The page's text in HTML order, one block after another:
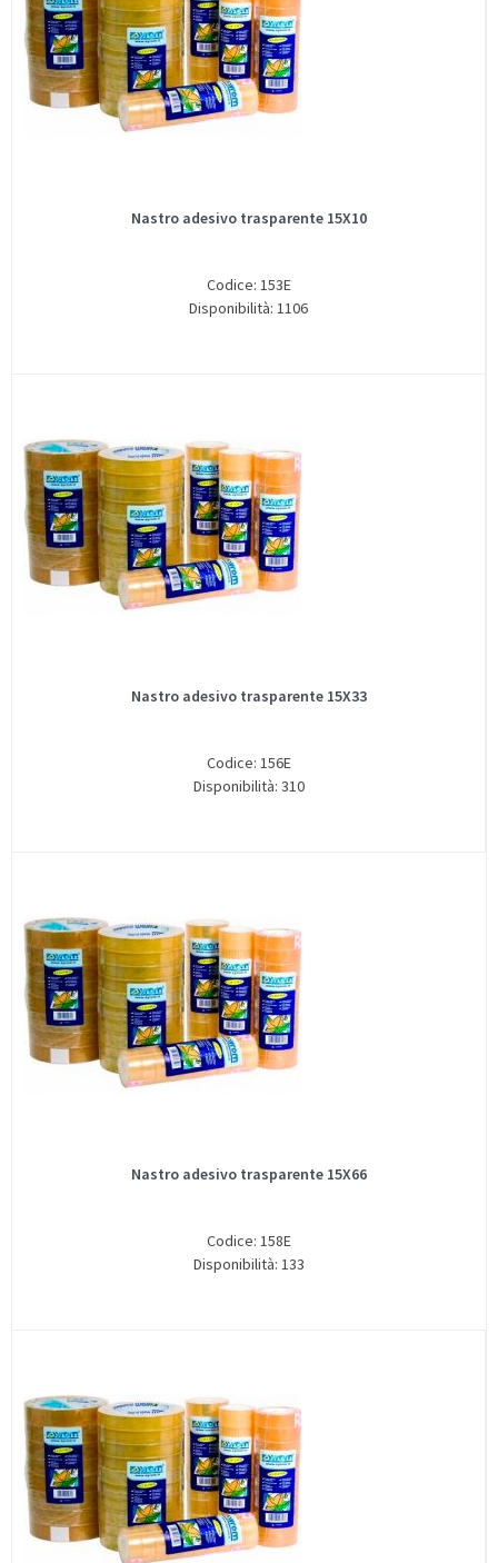
Nastro adesivo trasparente 15X10
Codice: 153E
Disponibilità: 1106
Nastro adesivo trasparente 15X33
Codice: 156E
Disponibilità: 310
Nastro adesivo trasparente 15X66
Codice: 158E
Disponibilità: 133